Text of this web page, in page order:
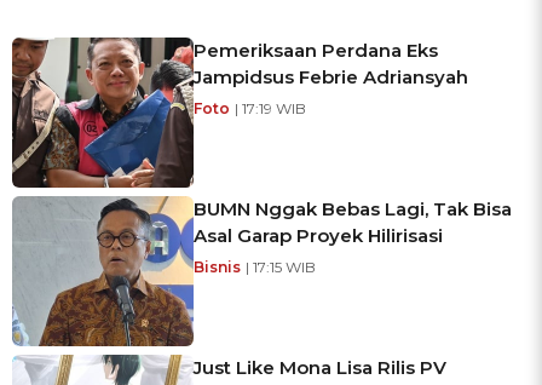
Pemeriksaan Perdana Eks
Jampidsus Febrie Adriansyah
Foto | 17:19 WIB
BUMN Nggak Bebas Lagi, Tak Bisa
Asal Garap Proyek Hilirisasi
Bisnis | 17:15 WIB
Just Like Mona Lisa Rilis PV